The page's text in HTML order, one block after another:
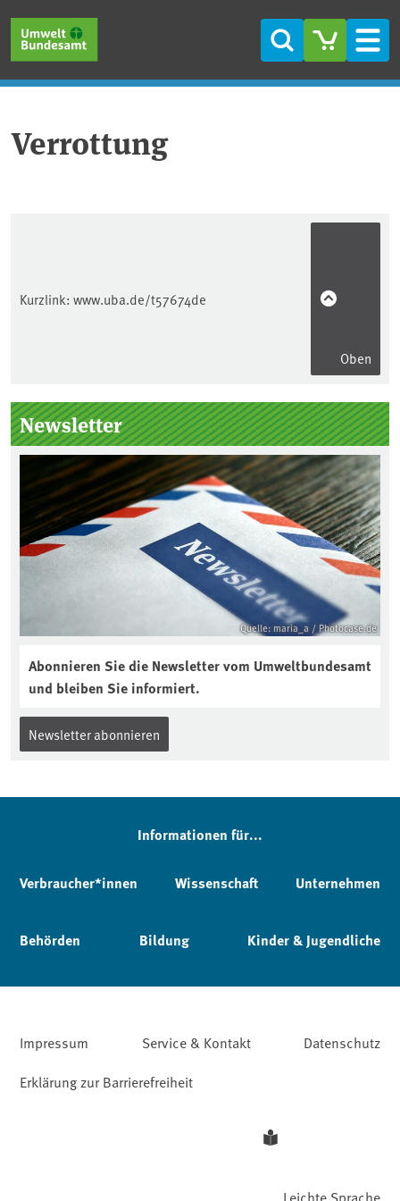
Suche
Verrottung
Kurzlink: www.uba.de/t57674de
Oben
Seitenleiste
Newsletter
Quelle: maria_a / Photocase.de
Abonnieren Sie die Newsletter vom Umweltbundesamt
und bleiben Sie informiert.
Newsletter abonnieren
Informationen für...
Verbraucher*innen Wissenschaft Unternehmen
Behörden Bildung Kinder & Jugendliche
Impressum Service & Kontakt
Datenschutz
Erklärung zur Barrierefreiheit
Leichte Sprache